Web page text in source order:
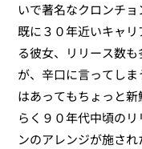
いで著名なクロンチョ
既に３０年近いキャ
る彼女、リリース数
が、辛口に言ってし
はあってもちょっと
らく９０年代中頃の
ンのアレンジが施さ